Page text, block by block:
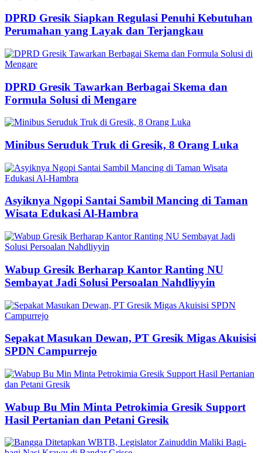
DPRD Gresik Siapkan Regulasi Penuhi Kebutuhan
Perumahan yang Layak dan Terjangkau
DPRD Gresik Tawarkan Berbagai Skema dan
Formula Solusi di Mengare
Minibus Seruduk Truk di Gresik, 8 Orang Luka
Asyiknya Ngopi Santai Sambil Mancing di Taman
Wisata Edukasi Al-Hambra
Wabup Gresik Berharap Kantor Ranting NU
Sembayat Jadi Solusi Persoalan Nahdliyyin
Sepakat Masukan Dewan, PT Gresik Migas Akuisisi
SPDN Campurrejo
Wabup Bu Min Minta Petrokimia Gresik Support
Hasil Pertanian dan Petani Gresik